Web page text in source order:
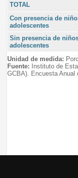
TOTAL
Con presencia de
adolescentes
Sin presencia de
adolescentes
Unidad de medida:
Fuente: Instituto de
GCBA). Encuesta Anual